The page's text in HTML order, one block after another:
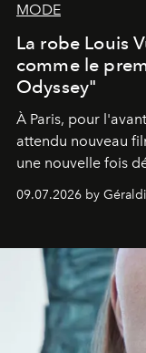
MODE
La robe Louis
comme le
Odyssey"
À Paris, pour
attendu nouveau
une nouvelle fois
terrain
reine incontestée
virtuosité
de confection.
09.07.2026 by